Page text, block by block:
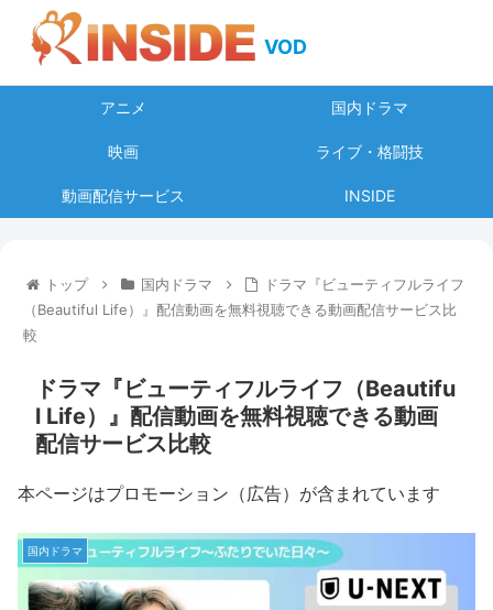
VOD
アニメ 国内ドラマ
映画 ライブ・格闘技
動画配信サービス INSIDE
トップ 国内ドラマ
ドラマ『ビューティフルライフ
（Beautiful Life）』配信動画を無料視聴できる動画配信サービス比
較
ドラマ『ビューティフルライフ（Beautifu
l Life）』配信動画を無料視聴できる動画
配信サービス比較
本ページはプロモーション（広告）が含まれています
国内ドラマ